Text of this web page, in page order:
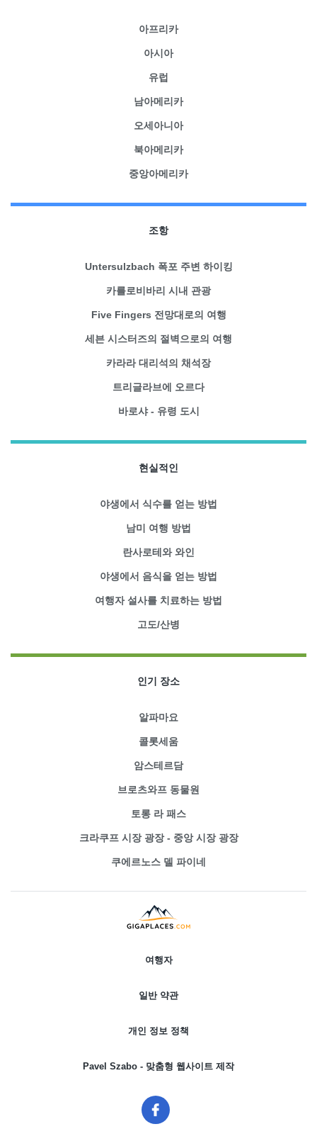
아프리카
아시아
유럽
남아메리카
오세아니아
북아메리카
중앙아메리카
조항
Untersulzbach 폭포 주변 하이킹
카를로비바리 시내 관광
Five Fingers 전망대로의 여행
세븐 시스터즈의 절벽으로의 여행
카라라 대리석의 채석장
트리글라브에 오르다
바로샤 - 유령 도시
현실적인
야생에서 식수를 얻는 방법
남미 여행 방법
란사로테와 와인
야생에서 음식을 얻는 방법
여행자 설사를 치료하는 방법
고도/산병
인기 장소
알파마요
콜롯세움
암스테르담
브로츠와프 동물원
토롱 라 패스
크라쿠프 시장 광장 - 중앙 시장 광장
쿠에르노스 델 파이네
여행자
일반 약관
개인 정보 정책
Pavel Szabo - 맞춤형 웹사이트 제작